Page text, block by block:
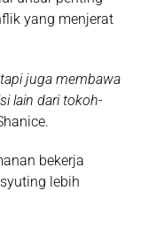
yang menjerat
juga membawa
lain dari tokoh-
bekerja
lebih